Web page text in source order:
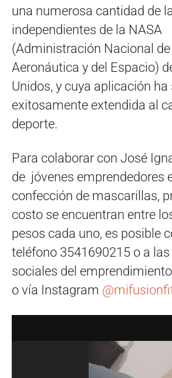
una numerosa cantidad de
independientes de la NASA
(Administración Nacional de
Aeronáutica y del Espacio)
Unidos, y cuya aplicación ha
exitosamente extendida al
deporte.
Para colaborar con José
de jóvenes emprendedores
confección de mascarillas,
costo se encuentran entre
pesos cada uno, es posible
teléfono 3541690215 o a las
sociales del
o vía Instagram